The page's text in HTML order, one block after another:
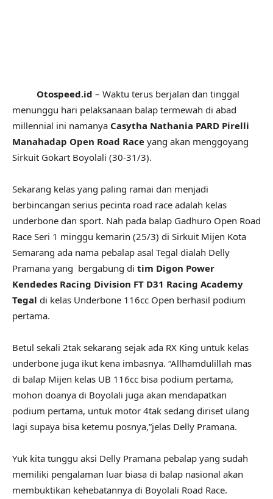
Otospeed.id – Waktu terus berjalan dan tinggal
menunggu hari pelaksanaan balap termewah di abad
millennial ini namanya Casytha Nathania PARD Pirelli
Manahadap Open Road Race yang akan menggoyang
Sirkuit Gokart Boyolali (30-31/3).
Sekarang kelas yang paling ramai dan menjadi
berbincangan serius pecinta road race adalah kelas
underbone dan sport. Nah pada balap Gadhuro Open Road
Race Seri 1 minggu kemarin (25/3) di Sirkuit Mijen Kota
Semarang ada nama pebalap asal Tegal dialah Delly
Pramana yang bergabung di tim Digon Power
Kendedes Racing Division FT D31 Racing Academy
Tegal di kelas Underbone 116cc Open berhasil podium
pertama.
Betul sekali 2tak sekarang sejak ada RX King untuk kelas
underbone juga ikut kena imbasnya. “Allhamdulillah mas
di balap Mijen kelas UB 116cc bisa podium pertama,
mohon doanya di Boyolali juga akan mendapatkan
podium pertama, untuk motor 4tak sedang diriset ulang
lagi supaya bisa ketemu posnya,”jelas Delly Pramana.
Yuk kita tunggu aksi Delly Pramana pebalap yang sudah
memiliki pengalaman luar biasa di balap nasional akan
membuktikan kehebatannya di Boyolali Road Race.